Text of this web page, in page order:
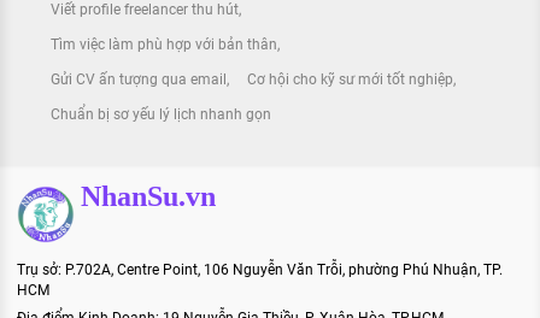
Viết profile freelancer thu hút
Tìm việc làm phù hợp với bản thân
Gửi CV ấn tượng qua email Cơ hội cho kỹ sư mới tốt nghiệp
Chuẩn bị sơ yếu lý lịch nhanh gọn
NhanSu.vn
Trụ sở: P.702A, Centre Point, 106 Nguyễn Văn Trỗi, phường Phú Nhuận, TP.
HCM